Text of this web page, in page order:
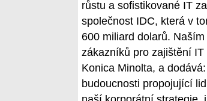
růstu a sofistikované IT
společnost IDC, která v
600 miliard dolarů.
zákazníků pro zajištění
Konica Minolta, a
budoucnosti propojující